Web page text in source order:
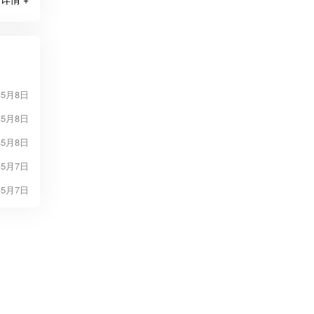
月8日
月8日
月8日
月7日
月7日